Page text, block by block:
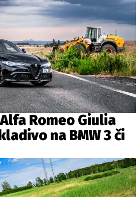
Romeo Giulia
na BMW 3 či